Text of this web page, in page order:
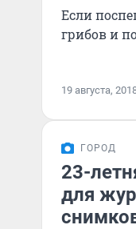
Если
грибов и
19 августа,
ГОРОД
23-
для